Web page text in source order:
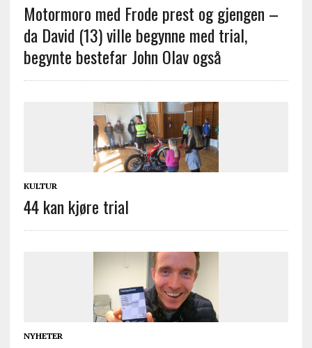
Motormoro med Frode prest og gjengen –
da David (13) ville begynne med trial,
begynte bestefar John Olav også
KULTUR
44 kan kjøre trial
NYHETER